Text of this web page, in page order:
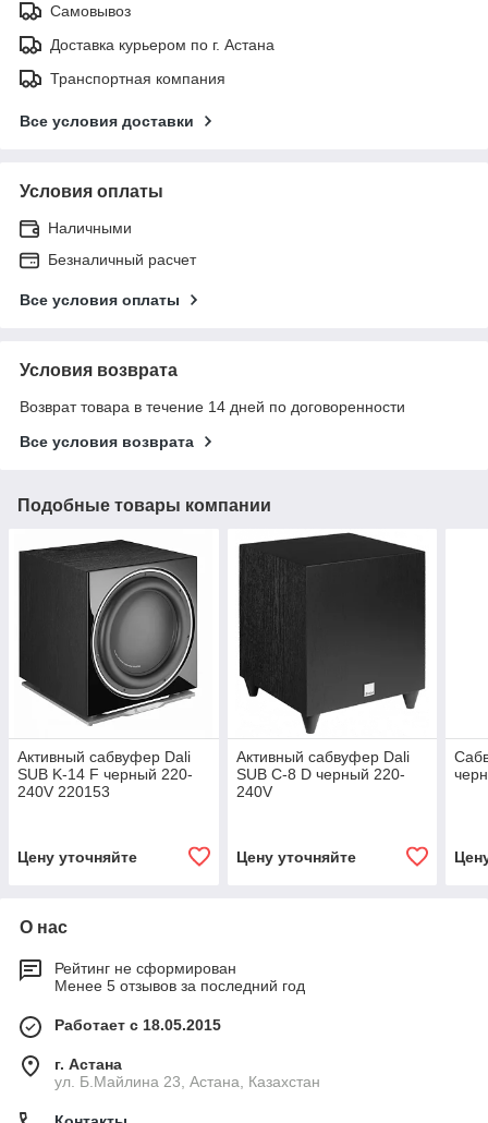
Самовывоз
Доставка курьером по г. Астана
Транспортная компания
Все условия доставки
Условия оплаты
Наличными
Безналичный расчет
Все условия оплаты
Условия возврата
Возврат товара в течение 14 дней по договоренности
Все условия возврата
Подобные товары компании
Активный сабвуфер Dali
SUB K-14 F черный 220-
240V 220153
Цену уточняйте
Активный сабвуфер Dali
SUB C-8 D черный 220-
240V
Цену уточняйте
О нас
Рейтинг не сформирован
Менее 5 отзывов за последний год
Работает с 18.05.2015
г. Астана
ул. Б.Майлина 23, Астана, Казахстан